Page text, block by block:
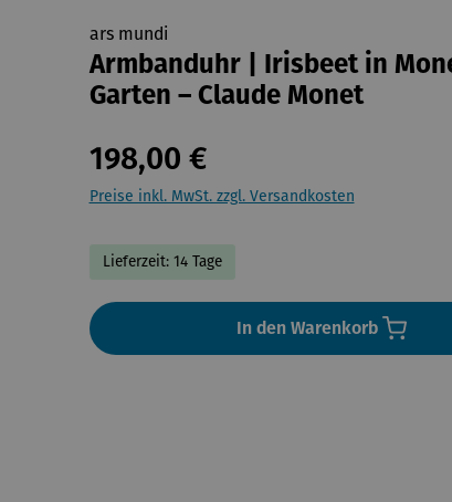
ars mundi
Armbanduhr | Irisbeet in
Garten – Claude Monet
198,00 €
Preise inkl. MwSt. zzgl. Versandkosten
Lieferzeit: 14 Tage
In den Warenkorb